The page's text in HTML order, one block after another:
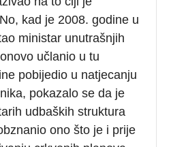
kad je 2008. godine u
ministar unutrašnjih
učlanio u tu
pobijedio u natjecanju
pokazalo se da je
udbaških struktura
ono što je i prije